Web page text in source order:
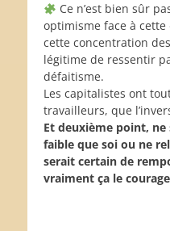
Ce n’est bien sûr
optimisme face à
cette concentration
légitime de ressentir
défaitisme.
Les capitalistes ont
travailleurs, que
Et deuxième point,
faible que soi ou ne
serait certain de
vraiment ça le courage